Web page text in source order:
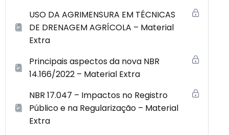
USO DA AGRIMENSURA EM TÉCNICAS
DE DRENAGEM AGRÍCOLA – Material
Extra
Principais aspectos da nova NBR
14.166/2022 – Material Extra
NBR 17.047 – Impactos no Registro
Público e na Regularização – Material
Extra